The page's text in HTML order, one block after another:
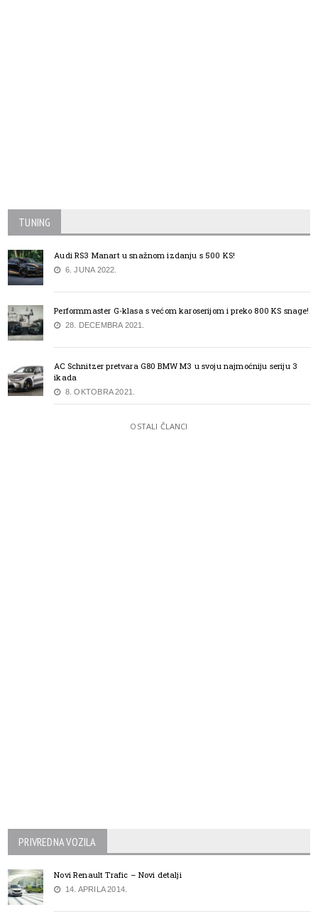
TUNING
Audi RS3 Manart u snažnom izdanju s 500 KS!
6. JUNA 2022.
Performmaster G-klasa s većom karoserijom i preko 800 KS snage!
28. DECEMBRA 2021.
AC Schnitzer pretvara G80 BMW M3 u svoju najmoćniju seriju 3
ikada
8. OKTOBRA 2021.
OSTALI ČLANCI
PRIVREDNA VOZILA
Novi Renault Trafic – Novi detalji
14. APRILA 2014.